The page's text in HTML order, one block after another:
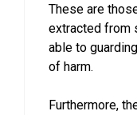
These are
extracted from
able to
of harm.
Furthermore,